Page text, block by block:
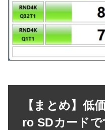
【まとめ】低
ro SDカードで